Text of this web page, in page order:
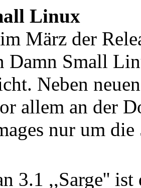
Linux
März der
Damn Small
Neben
allem an der
nur um
3.1 ,,Sarge'' ist